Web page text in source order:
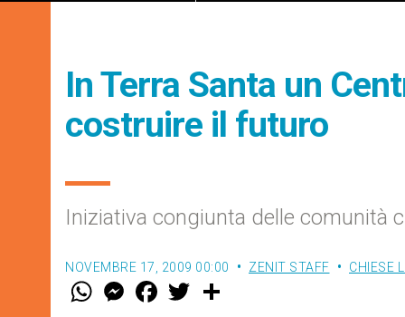
In Terra Santa un
costruire il futuro
Iniziativa congiunta delle comunità
NOVEMBRE 17, 2009 00:00 ZENIT STAFF CHIESE
W M
e
F
a w